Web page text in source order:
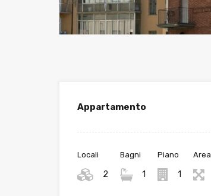
Appartamento
Locali
2
Bagni
1
Piano
1
Area